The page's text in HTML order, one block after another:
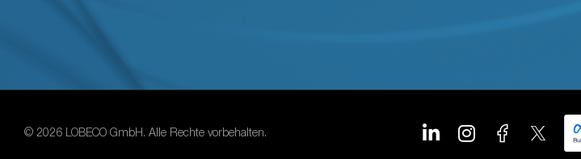
© 2026 LOBECO GmbH. Alle Rechte vorbehalten.